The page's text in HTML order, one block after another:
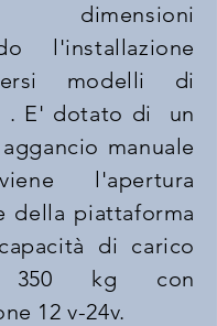
dimensioni
l'installazione
modelli di
. E' dotato di un
manuale
l'apertura
della piattaforma
di carico
kg con
12 v-24v.